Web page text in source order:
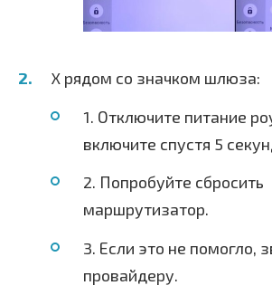
X рядом со значком шлюза:
1. Отключите питание
включите спустя 5
2. Попробуйте сбросить
маршрутизатор.
3. Если это не помогло,
провайдеру.